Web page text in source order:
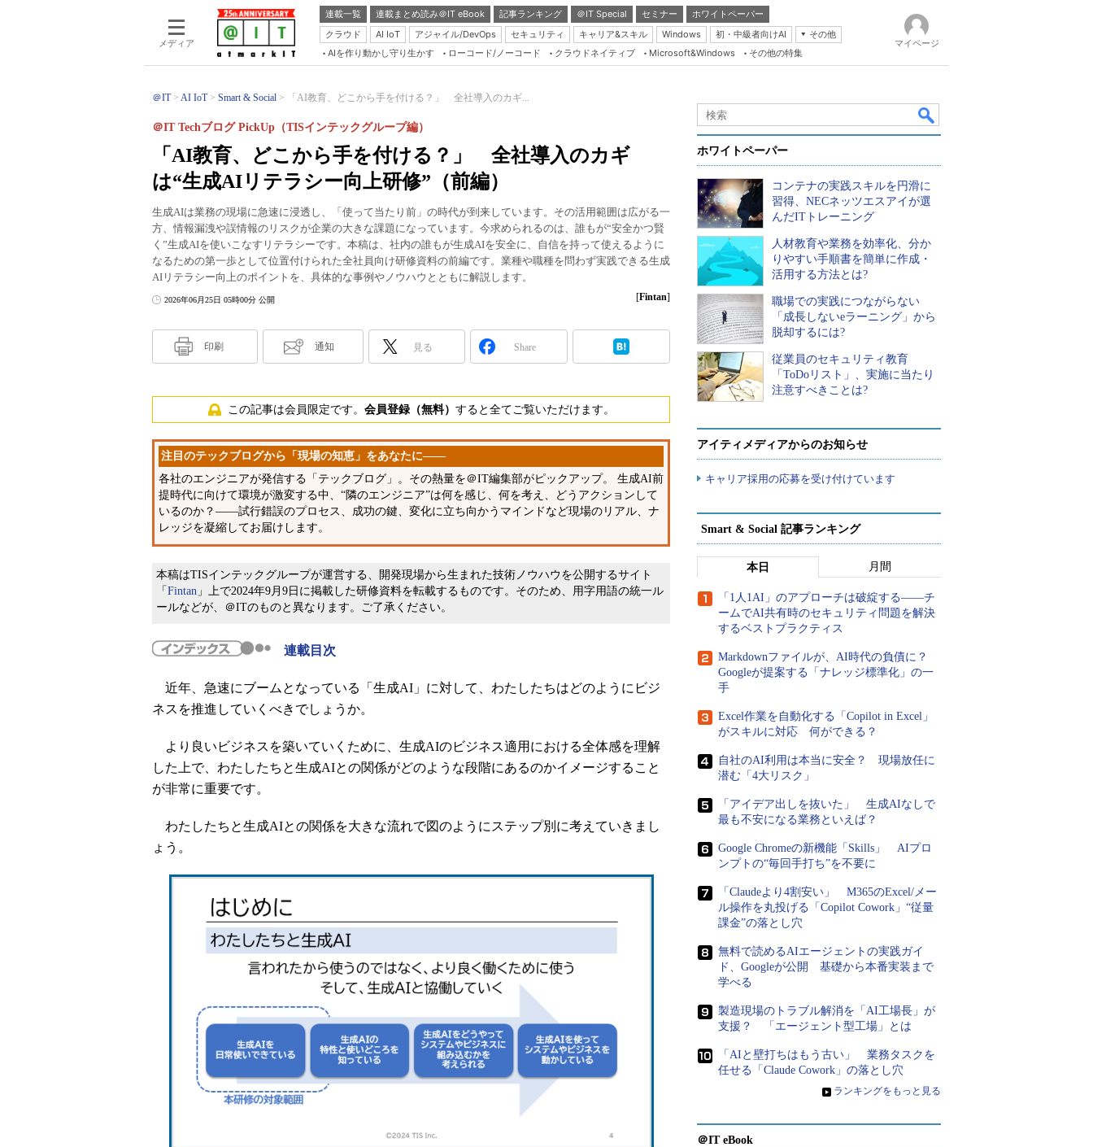
メディア
連載一覧 連載まとめ読み＠IT eBook 記事ランキング ＠IT Special セミナー
ホワイトペーパー
クラウド
AI IoT アジャイル/DevOps セキュリティ キャリア&スキル Windows 初・中級者向けAI
その他
Server & Storage
Database Expert
Linux ＆ OSS
Master of IP Network
Security & Trust
Test & Tools
AIを作り動かし守り生かす ローコード/ノーコード クラウドネイティブ Microsoft&Windows その他の特集
マイページ
＠IT AI IoT Smart & Social 「AI教育、どこから手を付ける？」 全社導入のカギ...
「AI教育、どこから手を付ける？」 全社導入のカギ
は“生成AIリテラシー向上研修”（前編）
＠IT Techブログ PickUp（TISインテックグループ編）
生成AIは業務の現場に急速に浸透し、「使って当たり前」の時代が到来しています。その活用範囲は広がる一
方、情報漏洩や誤情報のリスクが企業の大きな課題になっています。今求められるのは、誰もが“安全かつ賢
く”生成AIを使いこなすリテラシーです。本稿は、社内の誰もが生成AIを安全に、自信を持って使えるように
なるための第一歩として位置付けられた全社員向け研修資料の前編です。業種や職種を問わず実践できる生成
AIリテラシー向上のポイントを、具体的な事例やノウハウとともに解説します。
2026年06月25日 05時00分 公開 [Fintan]
印刷 通知 見る Share
この記事は会員限定です。 会員登録（無料） すると全てご覧いただけます。
注目のテックブログから「現場の知恵」をあなたに――
各社のエンジニアが発信する「テックブログ」。その熱量を＠IT編集部がピックアップ。 生成AI前
提時代に向けて環境が激変する中、“隣のエンジニア”は何を感じ、何を考え、どうアクションして
いるのか？――試行錯誤のプロセス、成功の鍵、変化に立ち向かうマインドなど現場のリアル、ナ
レッジを凝縮してお届けします。
本稿はTISインテックグループが運営する、開発現場から生まれた技術ノウハウを公開するサイト
「 Fintan 」上で2024年9月9日に掲載した研修資料を転載するものです。そのため、用字用語の統一ル
ールなどが、＠ITのものと異なります。ご了承ください。
連載目次
近年、急速にブームとなっている「生成AI」に対して、わたしたちはどのようにビジ
ネスを推進していくべきでしょうか。
より良いビジネスを築いていくために、生成AIのビジネス適用における全体感を理解
した上で、わたしたちと生成AIとの関係がどのような段階にあるのかイメージすること
が非常に重要です。
わたしたちと生成AIとの関係を大きな流れで図のようにステップ別に考えていきまし
ょう。
ホワイトペーパー
コンテナの実践スキルを円滑に
習得、NECネッツエスアイが選
んだITトレーニング
人材教育や業務を効率化、分か
りやすい手順書を簡単に作成・
活用する方法とは?
職場での実践につながらない
「成長しないeラーニング」から
脱却するには?
従業員のセキュリティ教育
「ToDoリスト」、実施に当たり
注意すべきことは?
アイティメディアからのお知らせ
キャリア採用の応募を受け付けています
Smart & Social 記事ランキング
本日 月間
「1人1AI」のアプローチは破綻する――チ
ームでAI共有時のセキュリティ問題を解決
するベストプラクティス
Markdownファイルが、AI時代の負債に？
Googleが提案する「ナレッジ標準化」の一
手
Excel作業を自動化する「Copilot in Excel」
がスキルに対応 何ができる？
自社のAI利用は本当に安全？ 現場放任に
潜む「4大リスク」
「アイデア出しを抜いた」 生成AIなしで
最も不安になる業務といえば？
Google Chromeの新機能「Skills」 AIプロ
ンプトの“毎回手打ち”を不要に
「Claudeより4割安い」 M365のExcel/メー
ル操作を丸投げる「Copilot Cowork」“従量
課金”の落とし穴
無料で読めるAIエージェントの実践ガイ
ド、Googleが公開 基礎から本番実装まで
学べる
製造現場のトラブル解消を「AI工場長」が
支援？ 「エージェント型工場」とは
「AIと壁打ちはもう古い」 業務タスクを
任せる「Claude Cowork」の落とし穴
» ランキングをもっと見る
＠IT eBook